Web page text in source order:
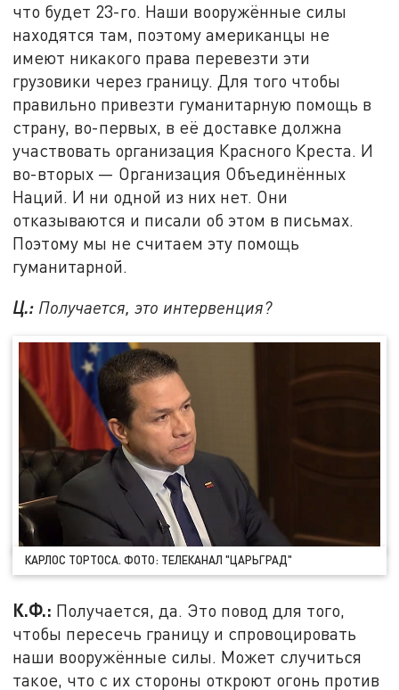
что будет 23-го. Наши вооружённые силы
находятся там, поэтому американцы не
имеют никакого права перевезти эти
грузовики через границу. Для того чтобы
правильно привезти гуманитарную помощь в
страну, во-первых, в её доставке должна
участвовать организация Красного Креста. И
во-вторых — Организация Объединённых
Наций. И ни одной из них нет. Они
отказываются и писали об этом в письмах.
Поэтому мы не считаем эту помощь
гуманитарной.
Ц.: Получается, это интервенция?
КАРЛОС ТОРТОСА. ФОТО: ТЕЛЕКАНАЛ "ЦАРЬГРАД"
К.Ф.: Получается, да. Это повод для того,
чтобы пересечь границу и спровоцировать
наши вооружённые силы. Может случиться
такое, что с их стороны откроют огонь против